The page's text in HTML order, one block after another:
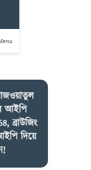
আইপি
ব্রাউজিং
দিয়ে